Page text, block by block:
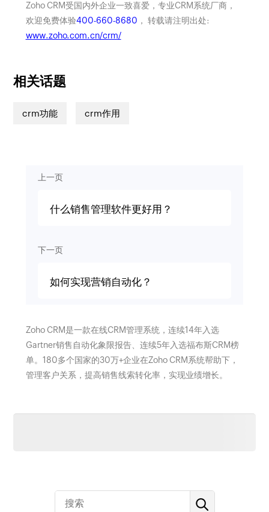
Zoho CRM受国内外企业一致喜爱，专业CRM系统厂商，
欢迎免费体验400-660-8680 ， 转载请注明出处:
www.zoho.com.cn/crm/
相关话题
crm功能 crm作用
上一页
什么销售管理软件更好用？
下一页
如何实现营销自动化？
Zoho CRM是一款在线CRM管理系统，连续14年入选
Gartner销售自动化象限报告、连续5年入选福布斯CRM榜
单。180多个国家的30万+企业在Zoho CRM系统帮助下，
管理客户关系，提高销售线索转化率，实现业绩增长。